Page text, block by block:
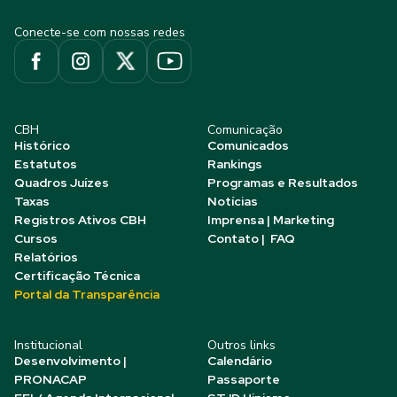
Conecte-se com nossas redes
CBH
Histórico
Estatutos
Quadros Juízes
Taxas
Registros Ativos CBH
Cursos
Relatórios
Certificação Técnica
Portal da Transparência
Comunicação
Comunicados
Rankings
Programas e Resultados
Notícias
Imprensa | Marketing
Contato | FAQ
Institucional
Desenvolvimento |
PRONACAP
Outros links
Calendário
Passaporte